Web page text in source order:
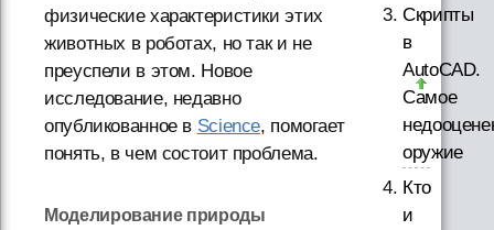
физические характеристики этих
животных в роботах, но так и не
преуспели в этом. Новое
исследование, недавно
опубликованное в Science, помогает
понять, в чем состоит проблема.
Моделирование природы
Скрипты
в
AutoCAD.
Самое
оружие
Кто
и